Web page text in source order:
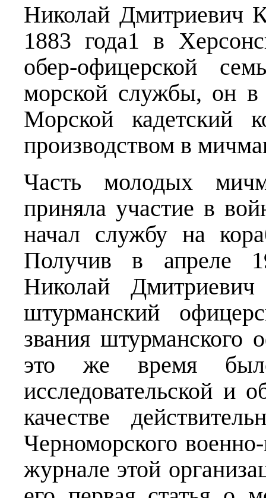
Николай Дмитриевич
1883 года1 в
обер-офицерской
морской службы, он в
Морской кадетский
производством в
Часть молодых
приняла участие в
начал службу на
Получив в апреле
Николай
штурманский
звания штурманского
это же время
исследовательской и
качестве
Черноморского
журнале этой